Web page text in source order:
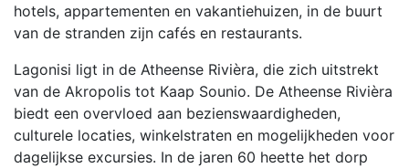
hotels, appartementen en vakantiehuizen, in de buurt
van de stranden zijn cafés en restaurants.
Lagonisi ligt in de Atheense Rivièra, die zich uitstrekt
van de Akropolis tot Kaap Sounio. De Atheense Rivièra
biedt een overvloed aan bezienswaardigheden,
culturele locaties, winkelstraten en mogelijkheden voor
dagelijkse excursies. In de jaren 60 heette het dorp